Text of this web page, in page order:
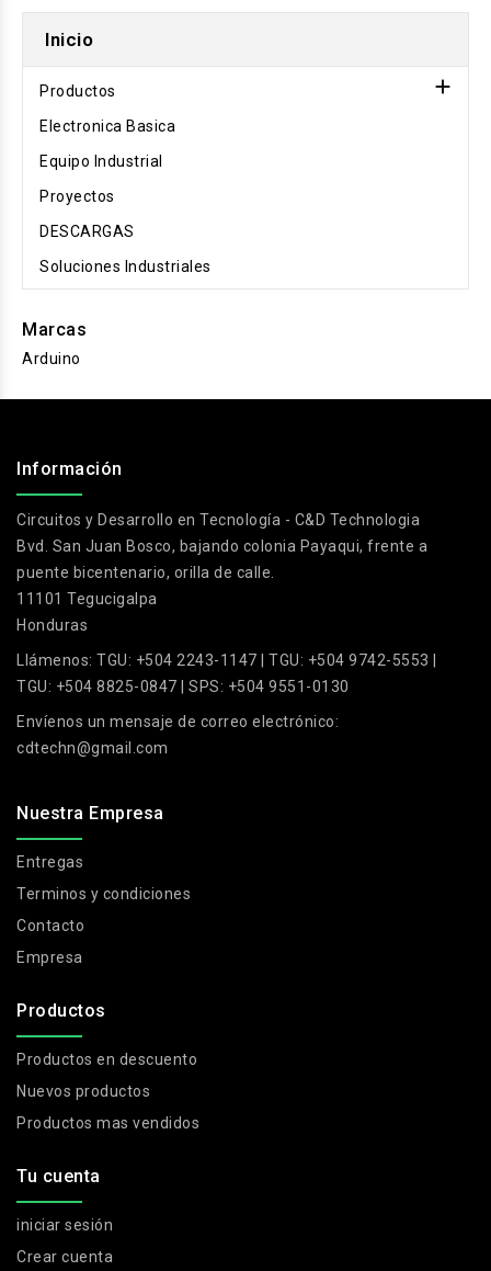
Inicio
Productos 
Electronica Basica
Equipo Industrial
Proyectos
DESCARGAS
Soluciones Industriales
Marcas
Arduino
Información
Circuitos y Desarrollo en Tecnología - C&D Technologia
Bvd. San Juan Bosco, bajando colonia Payaqui, frente a
puente bicentenario, orilla de calle.
11101 Tegucigalpa
Honduras
Llámenos: TGU: +504 2243-1147 | TGU: +504 9742-5553 |
TGU: +504 8825-0847 | SPS: +504 9551-0130
Envíenos un mensaje de correo electrónico:
cdtechn@gmail.com
Nuestra Empresa
Entregas
Terminos y condiciones
Contacto
Empresa
Productos
Productos en descuento
Nuevos productos
Productos mas vendidos
Tu cuenta
iniciar sesión
Crear cuenta